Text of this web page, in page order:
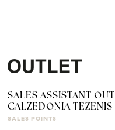
SALES ASSISTANT
CALZEDONIA
SALES POINTS